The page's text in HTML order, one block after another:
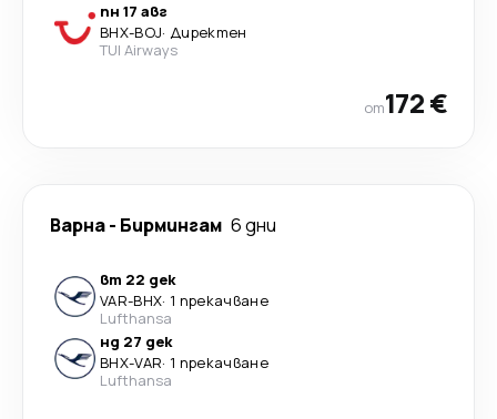
пн 17 авг
BHX-BOJ· Директен
TUI Airways
от172 €
Варна- Бирмингам 6 дни
вт 22 дек
VAR-BHX· 1 прекачване
Lufthansa
нд 27 дек
BHX-VAR· 1 прекачване
Lufthansa